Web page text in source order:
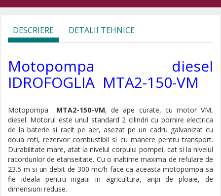
DESCRIERE DETALII TEHNICE
Motopompa diesel
IDROFOGLIA MTA2-150-VM
Motopompa MTA2-150-VM, de ape curate, cu motor VM,
diesel. Motorul este unul standard 2 cilindri cu pornire electrica
de la baterie si racit pe aer, asezat pe un cadru galvanizat cu
doua roti, rezervor combustibil si cu manere pentru transport.
Durabilitate mare, atat la nivelul corpului pompei, cat si la nivelul
racordurilor de etanseitate. Cu o inaltime maxima de refulare de
23.5 m si un debit de 300 mc/h face ca aceasta motopompa sa
fie ideala pentru irigatii in agricultura, aripi de ploaie, de
dimensiuni reduse.